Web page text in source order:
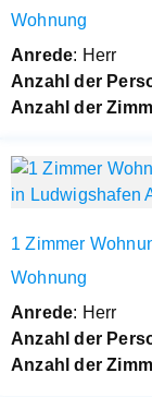
Wohnung
Anrede: Herr
Anzahl der
Anzahl der
1 Zimmer
Wohnung
Anrede: Herr
Anzahl der
Anzahl der